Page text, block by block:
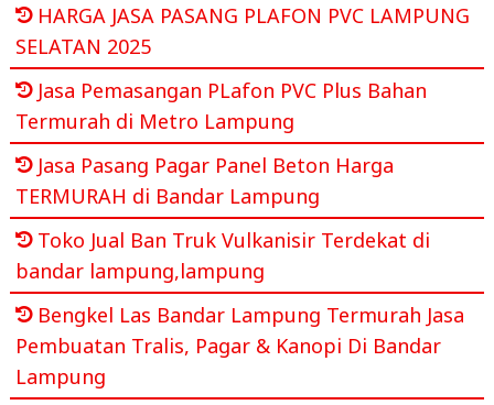
HARGA JASA PASANG PLAFON PVC LAMPUNG
SELATAN 2025
Jasa Pemasangan PLafon PVC Plus Bahan
Termurah di Metro Lampung
Jasa Pasang Pagar Panel Beton Harga
TERMURAH di Bandar Lampung
Toko Jual Ban Truk Vulkanisir Terdekat di
bandar lampung,lampung
Bengkel Las Bandar Lampung Termurah Jasa
Pembuatan Tralis, Pagar & Kanopi Di Bandar
Lampung